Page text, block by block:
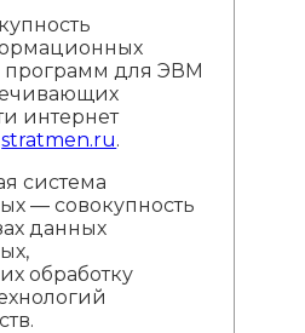
программ для ЭВМ
интернет
stratmen.ru.
система
— совокупность
данных
обработку